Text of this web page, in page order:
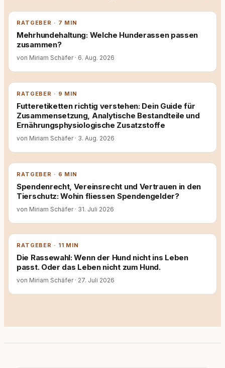
RATGEBER · 7 MIN
Mehrhundehaltung: Welche Hunderassen passen
zusammen?
von Miriam Schäfer · 6. Aug. 2026
RATGEBER · 9 MIN
Futteretiketten richtig verstehen: Dein Guide für
Zusammensetzung, Analytische Bestandteile und
Ernährungsphysiologische Zusatzstoffe
von Miriam Schäfer · 3. Aug. 2026
RATGEBER · 6 MIN
Spendenrecht, Vereinsrecht und Vertrauen in den
Tierschutz: Wohin fliessen Spendengelder?
von Miriam Schäfer · 31. Juli 2026
RATGEBER · 11 MIN
Die Rassewahl: Wenn der Hund nicht ins Leben
passt. Oder das Leben nicht zum Hund.
von Miriam Schäfer · 27. Juli 2026